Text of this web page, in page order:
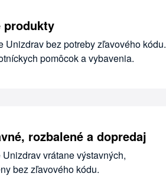
produkty
Unizdrav bez potreby zľavového kódu.
pomôcok a vybavenia.
rozbalené a dopredaj
vrátane výstavných,
bez zľavového kódu.